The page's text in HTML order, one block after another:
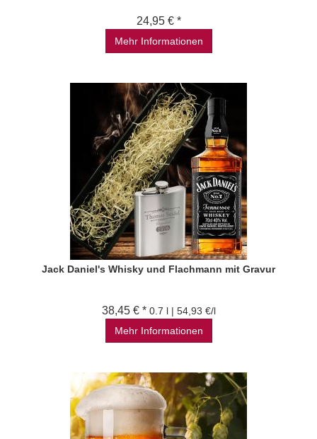
24,95 € *
Mehr Informationen
Jack Daniel's Whisky und Flachmann mit Gravur
38,45 € * 0.7 l | 54,93 €/l
Mehr Informationen